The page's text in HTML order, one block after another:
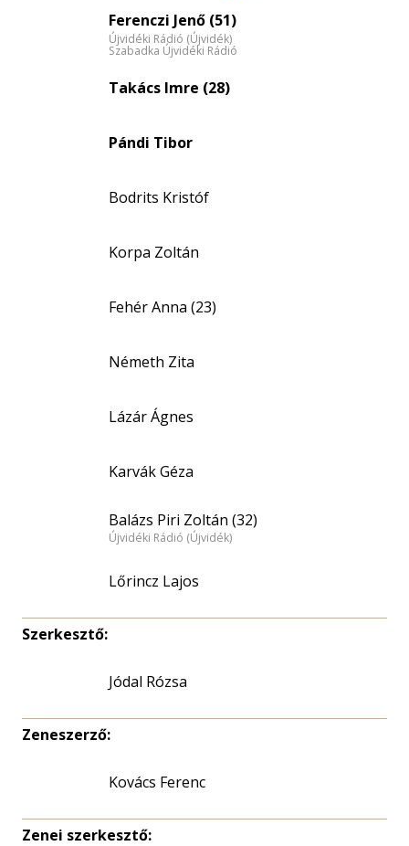
Ferenczi Jenő (51)
Újvidéki Rádió (Újvidék)
Szabadka Újvidéki Rádió
Takács Imre (28)
Pándi Tibor
Bodrits Kristóf
Korpa Zoltán
Fehér Anna (23)
Németh Zita
Lázár Ágnes
Karvák Géza
Balázs Piri Zoltán (32)
Újvidéki Rádió (Újvidék)
Lőrincz Lajos
Szerkesztő:
Jódal Rózsa
Zeneszerző:
Kovács Ferenc
Zenei szerkesztő: